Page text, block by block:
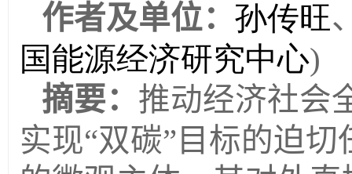
作者及单位： 孙传旺
国能源经济研究中心)
摘要： 推动经济社会
实现“双碳” 目标的迫